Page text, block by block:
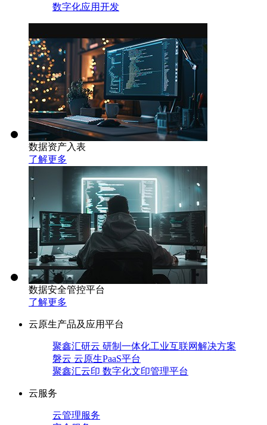
数字化应用开发
数据资产入表
了解更多
数据安全管控平台
了解更多
云原生产品及应用平台
聚鑫汇研云 研制一体化工业互联网解决方案
磐云 云原生PaaS平台
聚鑫汇云印 数字化文印管理平台
云服务
云管理服务